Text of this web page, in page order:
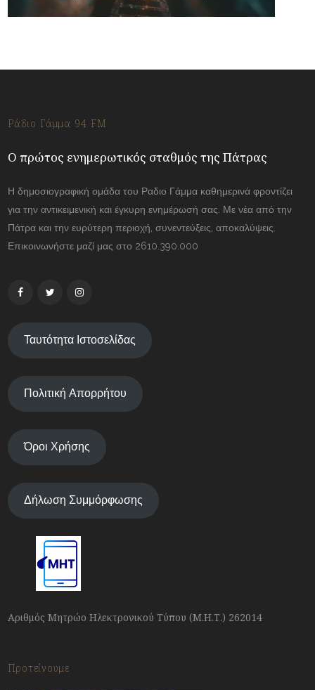
Ράδιο Γάμμα 94 FM
Ο πρώτος ενημερωτικός σταθμός της Πάτρας
Η δημοσιογραφική ομάδα του Ραδιο Γάμμα καθημερινά φροντίζει
για την αντικειμενική και έγκυρη ενημέρωσή σας. Με νέα από την
Πάτρα και την ευρύτερη περιοχή, συνεντεύξεις, αποκαλύψεις.
Επικοινωνήστε μαζί μας στο 2610.390.000
Ταυτότητα Ιστοσελίδας
Πολιτική Απορρήτου
Όροι Χρήσης
Δήλωση Συμμόρφωσης
Αριθμός Μητρώο Ηλεκτρονικού Τύπου (Μ.Η.Τ.) 262014
Προτείνουμε